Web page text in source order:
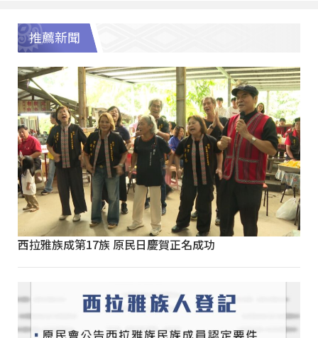
推薦新聞
西拉雅族成第17族 原民日慶賀正名成功